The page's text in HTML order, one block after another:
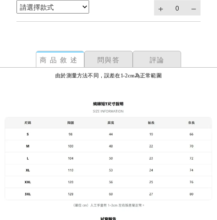
商品敘述 問與答 評論